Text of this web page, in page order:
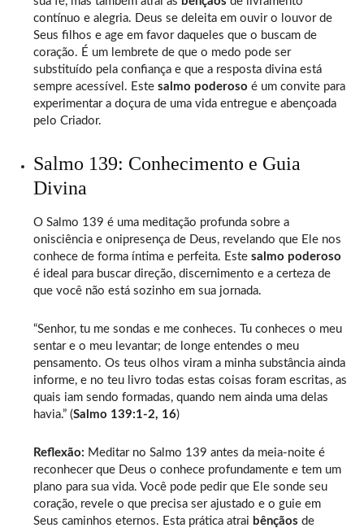
contínuo e alegria. Deus se deleita em ouvir o louvor de
Seus filhos e age em favor daqueles que o buscam de
coração. É um lembrete de que o medo pode ser
substituído pela confiança e que a resposta divina está
sempre acessível. Este salmo poderoso é um convite para
experimentar a doçura de uma vida entregue e abençoada
pelo Criador.
Salmo 139: Conhecimento e Guia
Divina
O Salmo 139 é uma meditação profunda sobre a
onisciência e onipresença de Deus, revelando que Ele nos
conhece de forma íntima e perfeita. Este salmo poderoso
é ideal para buscar direção, discernimento e a certeza de
que você não está sozinho em sua jornada.
“Senhor, tu me sondas e me conheces. Tu conheces o meu
sentar e o meu levantar; de longe entendes o meu
pensamento. Os teus olhos viram a minha substância ainda
informe, e no teu livro todas estas coisas foram escritas, as
quais iam sendo formadas, quando nem ainda uma delas
havia.” (Salmo 139:1-2, 16)
Reflexão: Meditar no Salmo 139 antes da meia-noite é
reconhecer que Deus o conhece profundamente e tem um
plano para sua vida. Você pode pedir que Ele sonde seu
coração, revele o que precisa ser ajustado e o guie em
Seus caminhos eternos. Esta prática atrai bênçãos de